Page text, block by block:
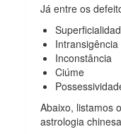
Já entre os
Intransigência
Inconstância
Ciúme
Abaixo, listamos
astrologia